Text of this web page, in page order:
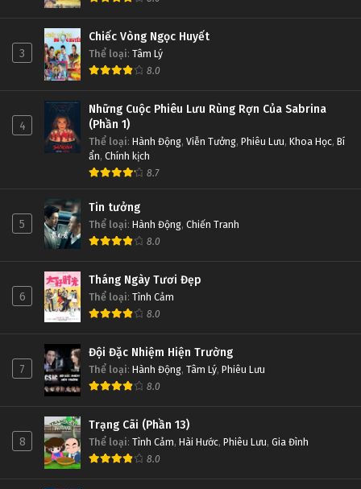
3
Chiếc Vòng Ngọc Huyết
Thể loại: Tâm Lý
8.0
4
Những Cuộc Phiêu Lưu Rùng Rợn Của Sabrina
(Phần 1)
Thể loại: Hành Động, Viễn Tưởng, Phiêu Lưu, Khoa Học, Bí
ẩn, Chính kịch
8.7
5
Tin tưởng
Thể loại: Hành Động, Chiến Tranh
8.0
6
Tháng Ngày Tươi Đẹp
Thể loại: Tình Cảm
8.0
7
Đội Đặc Nhiệm Hiện Trường
Thể loại: Hành Động, Tâm Lý, Phiêu Lưu
8.0
8
Trạng Cãi (Phần 13)
Thể loại: Tình Cảm, Hài Hước, Phiêu Lưu, Gia Đình
8.0